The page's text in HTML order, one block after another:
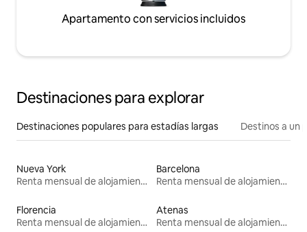
Apartamento con servicios incluidos
Destinaciones para explorar
Destinaciones populares para estadías largas Destinos a un
Nueva York
Renta mensual de alojamientos
Barcelona
Renta mensual de alojamientos
Florencia
Renta mensual de alojamientos
Atenas
Renta mensual de alojamientos